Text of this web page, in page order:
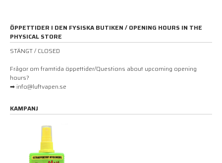
ÖPPETTIDER I DEN FYSISKA BUTIKEN / OPENING HOURS IN THE
PHYSICAL STORE
STÄNGT / CLOSED
Frågor om framtida öppettider/Questions about upcoming opening
hours?
➡ info@luftvapen.se
KAMPANJ